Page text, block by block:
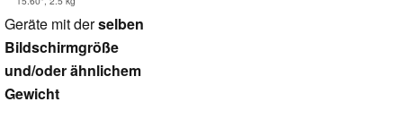
Geräte mit derselben
Bildschirmgröße
und/oder ähnlichem
Gewicht